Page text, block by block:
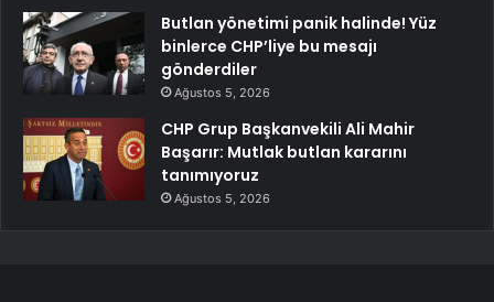
Butlan yönetimi panik halinde! Yüz
binlerce CHP’liye bu mesajı
gönderdiler
Ağustos 5, 2026
CHP Grup Başkanvekili Ali Mahir
Başarır: Mutlak butlan kararını
tanımıyoruz
Ağustos 5, 2026